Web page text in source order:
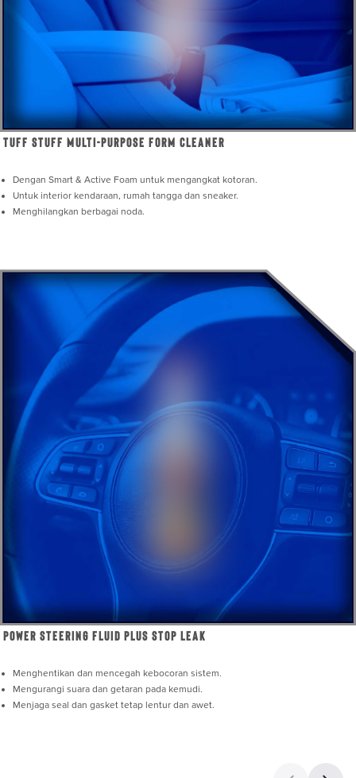
Tuff Stuff Multi-Purpose Form Cleaner
Dengan Smart & Active Foam untuk mengangkat kotoran.
Untuk interior kendaraan, rumah tangga dan sneaker.
Menghilangkan berbagai noda.
Power Steering Fluid Plus Stop Leak
Menghentikan dan mencegah kebocoran sistem.
Mengurangi suara dan getaran pada kemudi.
Menjaga seal dan gasket tetap lentur dan awet.